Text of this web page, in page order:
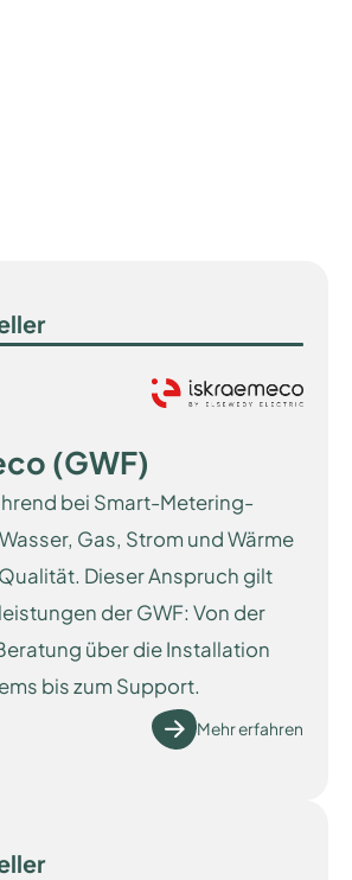
(GWF)
bei Smart-Metering-
Gas, Strom und Wärme
Dieser Anspruch gilt
der GWF: Von der
über die Installation
bis zum Support.
Mehr erfahren